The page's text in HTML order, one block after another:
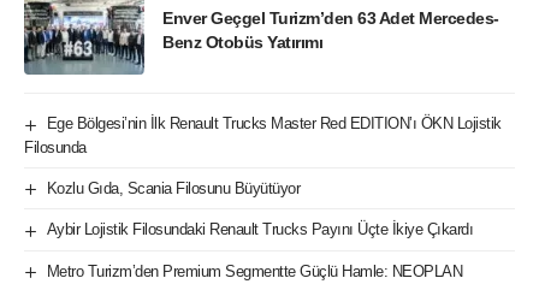
Enver Geçgel Turizm’den 63 Adet Mercedes-
Benz Otobüs Yatırımı
Ege Bölgesi’nin İlk Renault Trucks Master Red EDITION’ı ÖKN Lojistik
Filosunda
Kozlu Gıda, Scania Filosunu Büyütüyor
Aybir Lojistik Filosundaki Renault Trucks Payını Üçte İkiye Çıkardı
Metro Turizm’den Premium Segmentte Güçlü Hamle: NEOPLAN